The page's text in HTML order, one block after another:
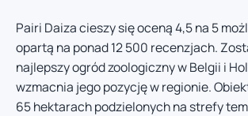
Pairi Daiza cieszy się oceną 4,5 na 5
opartą na ponad 12 500 recenzjach.
najlepszy ogród zoologiczny w Belgii i
wzmacnia jego pozycję w regionie.
65 hektarach podzielonych na strefy